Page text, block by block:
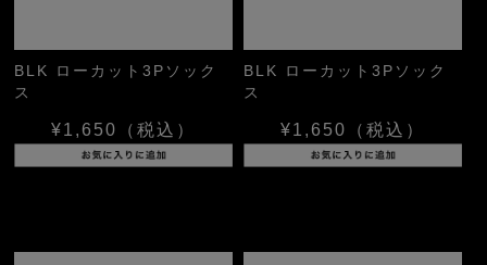
BLK ローカット3Pソック
ス
¥1,650 （税込）
BLK ローカット3Pソック
ス
¥1,650 （税込）